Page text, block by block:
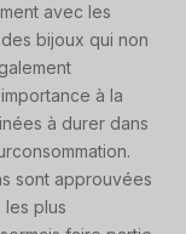
avec les
bijoux qui non
à la
à durer dans
sont approuvées
plus